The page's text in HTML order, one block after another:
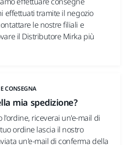
effettuati tramite il negozio
le nostre filiali e
il Distributore Mirka più
CONSEGNA
mia spedizione?
l'ordine, riceverai un'e-mail di
ordine lascia il nostro
un'e-mail di conferma della